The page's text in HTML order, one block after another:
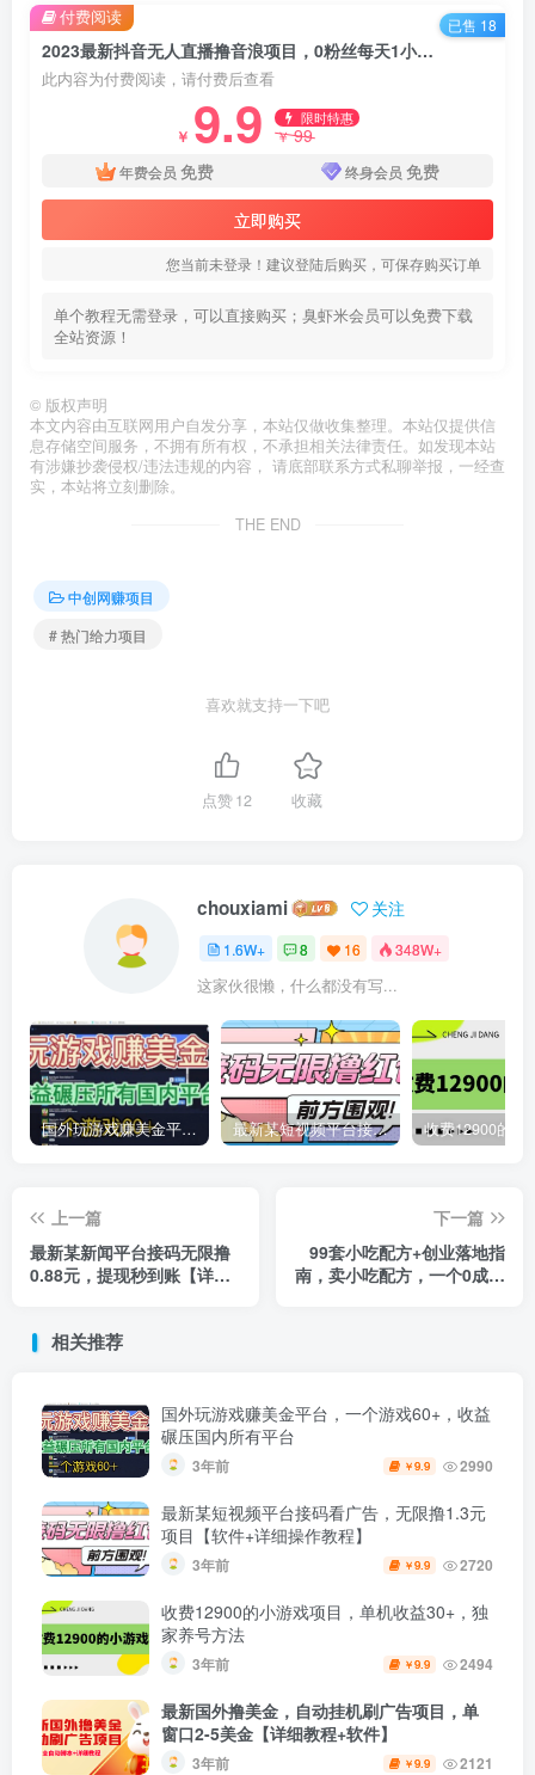
2023最新抖音无人直播撸音浪项目，0粉丝每天1小时，一个号一天1500-2000元
此内容为付费阅读，请付费后查看
￥ 9.9 限时特惠
￥99
年费会员 免费 终身会员 免费
立即购买
您当前未登录！建议登陆后购买，可保存购买订单
单个教程无需登录，可以直接购买；臭虾米会员可以免费下载
全站资源！
付费阅读 已售 18
© 版权声明
本文内容由互联网用户自发分享，本站仅做收集整理。本站仅提供信
息存储空间服务，不拥有所有权，不承担相关法律责任。如发现本站
有涉嫌抄袭侵权/违法违规的内容， 请底部联系方式私聊举报，一经查
实，本站将立刻删除。
THE END
中创网赚项目
# 热门给力项目
喜欢就支持一下吧
点赞12 收藏
chouxiami 关注
1.6W+ 8 16 348W+
这家伙很懒，什么都没有写...
国外玩游戏赚美金平台，一个游戏60+，收益碾压国内所有平台 最新某短视频平台接码看广告，无限撸1.3元项目【软件+详细操作教程】
上一篇
最新某新闻平台接码无限撸
0.88元，提现秒到账【详细
下一篇
99套小吃配方+创业落地指
南，卖小吃配方，一个0成本
相关推荐
国外玩游戏赚美金平台，一个游戏60+，收益
碾压国内所有平台
3年前 ￥9.9 2990
最新某短视频平台接码看广告，无限撸1.3元
项目【软件+详细操作教程】
3年前 ￥9.9 2720
收费12900的小游戏项目，单机收益30+，独
家养号方法
3年前 ￥9.9 2494
最新国外撸美金，自动挂机刷广告项目，单
窗口2-5美金【详细教程+软件】
3年前 ￥9.9 2121